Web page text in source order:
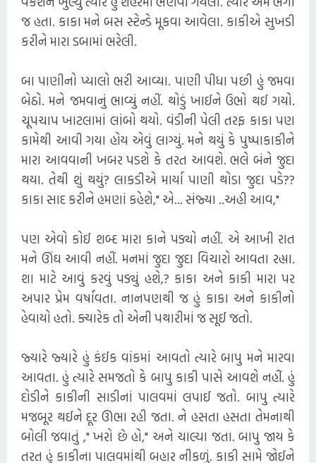
જ હતા. કાકા મને બસ સ્ટેન્ડે મૂકવા આવેલા. કાકીએ સુખડી
કરીને મારા ડબામાં ભરેલી.
બા પાણીનો પ્યાલો ભરી આવ્યા. પાણી પીધા પછી હું જમવા
બેઠો. મને જમવાનું ભાવ્યું નહીં. થોડું ખાઈને ઉભો થઈ ગયો.
ચૂપચાપ ખાટલામાં લાંબો થયો. વંડીની પેલી તરફ કાકા પણ
કામેથી આવી ગયા હોય એવું લાગ્યું. મને થયું કે પુષ્પાકાકીને
મારા આવવાની ખબર પડશે કે તરત આવશે. ભલે બંને જુદા
થયા. તેથી શું થયું? લાકડીએ માર્યા પાણી થોડા જુદા પડે??
કાકા સાદ કરીને હમણાં કહેશે," એ... સંજ્યા ..અહી આવ,"
પણ એવો કોઈ શબ્દ મારા કાને પડ્યો નહીં. એ આખી રાત
મને ઊંઘ આવી નહીં. મનમાં જુદા જુદા વિચારો આવતા રહ્યા.
શા માટે આવું કરવું પડ્યું હશે,? કાકા અને કાકી મારા પર
અપાર પ્રેમ વર્ષાવતા. નાનપણથી જ હું કાકા અને કાકીનો
હેવાયો હતો. ક્યારેક તો એની પથારીમાં જ સૂઈ જતો.
જ્યારે જ્યારે હું કંઈક વાંકમાં આવતો ત્યારે બાપુ મને મારવા
આવતા. હું ત્યારે સમજતો કે બાપુ કાકી પાસે આવશે નહીં. હું
દોડીને કાકીની સાડીનાં પાલવમાં લપાઈ જતો. બાપુ ત્યારે
મજબૂર થઈને દૂર ઊભા રહી જતા. ને હસતા હસતા તેમનાથી
બોલી જવાતું ," ખરો છે હો," અને ચાલ્યા જતા. બાપુ જાય કે
તરત હું કાકીના પાલવમાંથી બહાર નીકળું. કાકી સામે જોઈને